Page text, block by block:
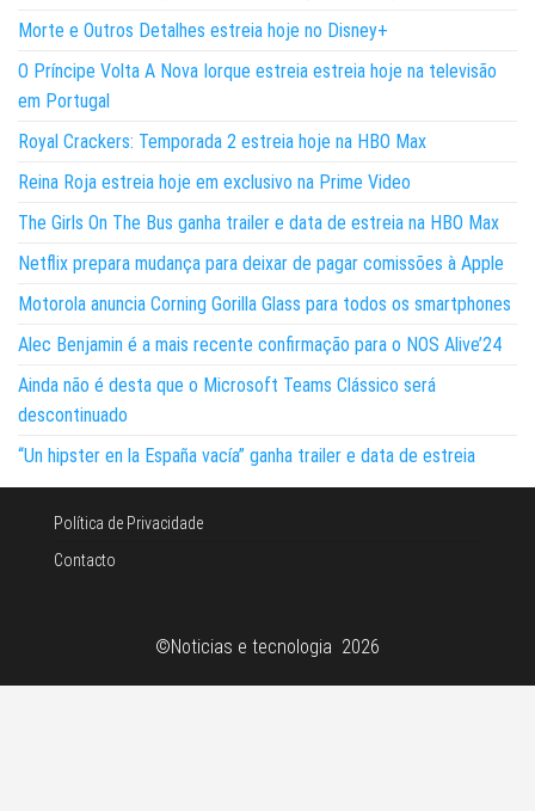
Morte e Outros Detalhes estreia hoje no Disney+
O Príncipe Volta A Nova Iorque estreia estreia hoje na televisão
em Portugal
Royal Crackers: Temporada 2 estreia hoje na HBO Max
Reina Roja estreia hoje em exclusivo na Prime Video
The Girls On The Bus ganha trailer e data de estreia na HBO Max
Netflix prepara mudança para deixar de pagar comissões à Apple
Motorola anuncia Corning Gorilla Glass para todos os smartphones
Alec Benjamin é a mais recente confirmação para o NOS Alive’24
Ainda não é desta que o Microsoft Teams Clássico será
descontinuado
“Un hipster en la España vacía” ganha trailer e data de estreia
Política de Privacidade
Contacto
©Noticias e tecnologia 2026